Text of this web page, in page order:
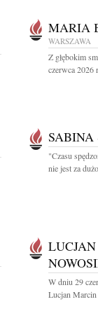
MARIA
WARSZAWA
Z głębokim
czerwca 2026
SABINA
"Czasu
nie jest za
W dniu 29
Lucjan